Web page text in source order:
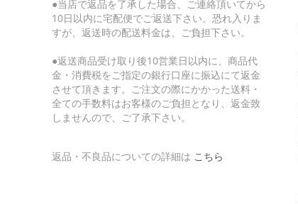
●当店で返品を了承した場合、ご連絡頂いてから
10日以内に宅配便でご返送下さい。恐れ入りま
すが、返送時の配送料金は、ご負担下さい。
●返送商品受け取り後10営業日以内に、商品代
金・消費税をご指定の銀行口座に振込にて返金
させて頂きます。ご注文の際にかかった送料・
全ての手数料はお客様のご負担となり、返金致
しませんので、ご了承下さい。
返品・不良品についての詳細は こちら